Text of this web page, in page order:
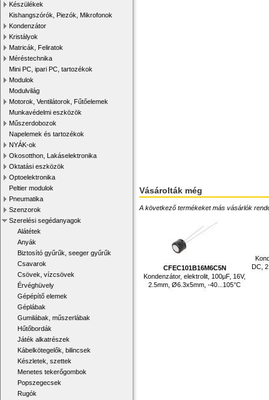
Készülékek
Kishangszórók, Piezók, Mikrofonok
Kondenzátor
Kristályok
Matricák, Feliratok
Méréstechnika
Mini PC, ipari PC, tartozékok
Modulok
Modulvilág
Motorok, Ventilátorok, Fűtőelemek
Munkavédelmi eszközök
Műszerdobozok
Napelemek és tartozékok
NYÁK-ok
Okosotthon, Lakáselektronika
Oktatási eszközök
Optoelektronika
Peltier modulok
Pneumatika
Szenzorok
Szerelési segédanyagok
Alátétek
Anyák
Biztosító gyűrűk, seeger gyűrűk
Csavarok
Csövek, vízcsövek
Érvéghüvely
Gépépítő elemek
Géplábak
Gumilábak, műszerlábak
Hűtőbordák
Játék alkatrészek
Kábelkötegelők, bilincsek
Készletek, szettek
Menetes tekerőgombok
Popszegecsek
Rugók
Vásárolták még
A következő termékeket más vásárlók
CFEC101B16M6C5N
Kondenzátor, elektrolit, 100µF, 16V,
2.5mm, Ø6.3x5mm, -40...105°C
DC,